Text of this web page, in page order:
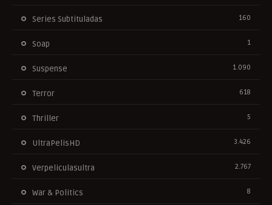
Series Subtituladas 160
Soap 1
Suspense 1.090
Terror 618
Thriller 5
UltraPelisHD 3.426
Verpeliculasultra 2.767
War & Politics 8